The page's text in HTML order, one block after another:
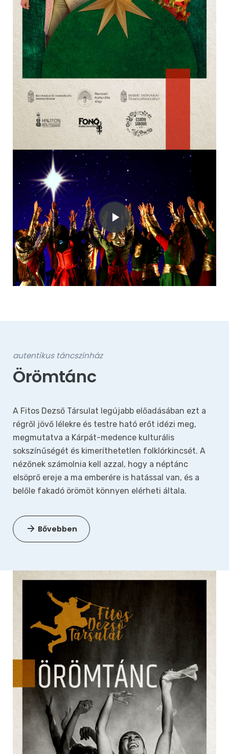
autentikus táncszínház
Örömtánc
A Fitos Dezső Társulat legújabb előadásában ezt a
régről jövő lélekre és testre ható erőt idézi meg,
megmutatva a Kárpát-medence kulturális
sokszínűségét és kimeríthetetlen folklórkincsét. A
nézőnek számolnia kell azzal, hogy a néptánc
elsöprő ereje a ma emberére is hatással van, és a
belőle fakadó örömöt könnyen elérheti általa.
Bővebben